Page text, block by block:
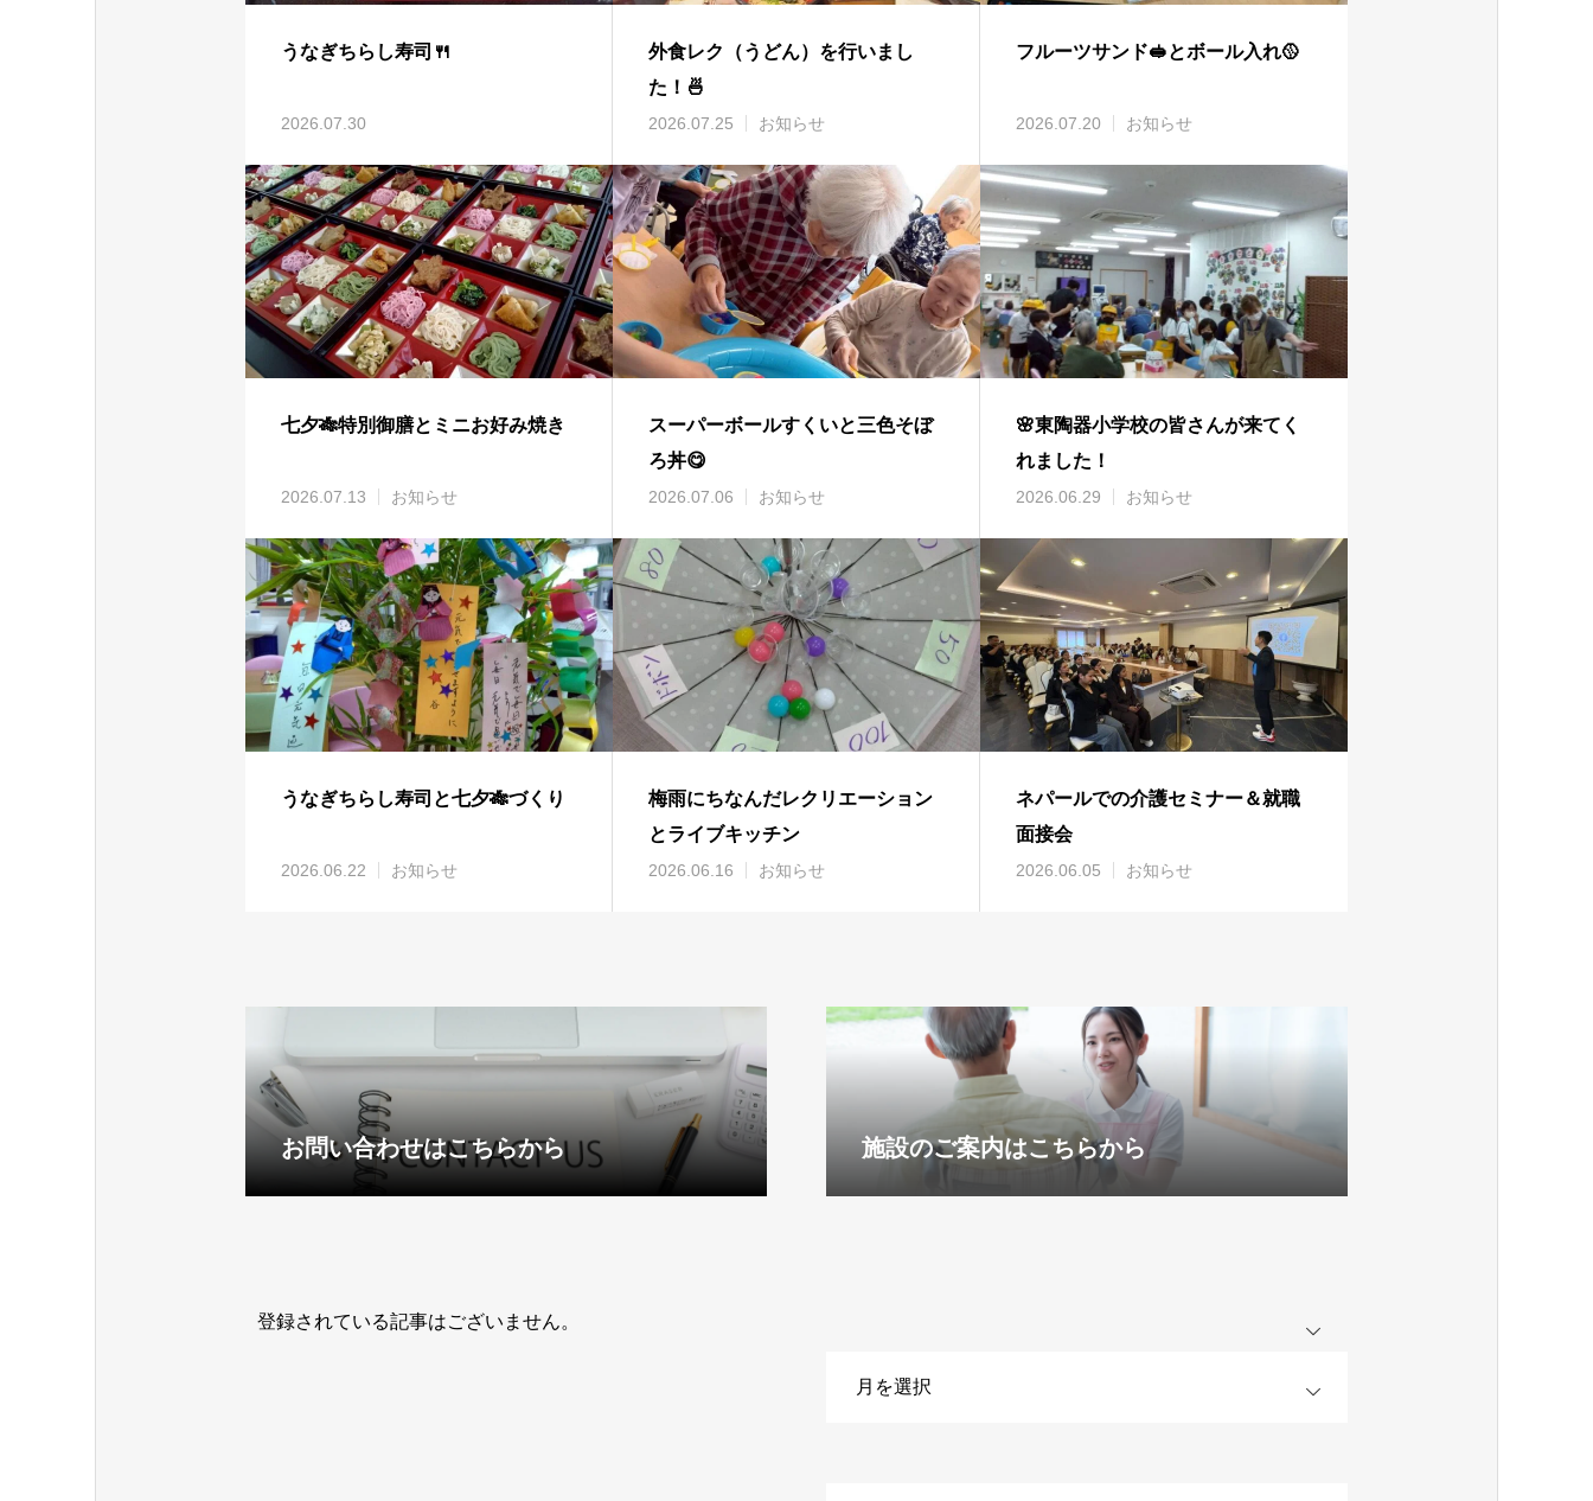
うなぎちらし寿司🍴
2026.07.30
外食レク（うどん）を行いまし
た！🍜
2026.07.25 お知らせ
フルーツサンド🥪とボール入れ🥎
2026.07.20 お知らせ
七夕🎋特別御膳とミニお好み焼き
2026.07.13 お知らせ
スーパーボールすくいと三色そぼ
ろ丼😋
2026.07.06 お知らせ
🌸東陶器小学校の皆さんが来てく
れました！
2026.06.29 お知らせ
うなぎちらし寿司と七夕🎋づくり
2026.06.22 お知らせ
梅雨にちなんだレクリエーション
とライブキッチン
2026.06.16 お知らせ
ネパールでの介護セミナー＆就職
面接会
2026.06.05 お知らせ
お問い合わせはこちらから 施設のご案内はこちらから
登録されている記事はございません。